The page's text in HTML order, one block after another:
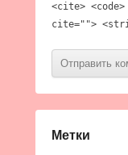
<cite>
cite="">
Метки